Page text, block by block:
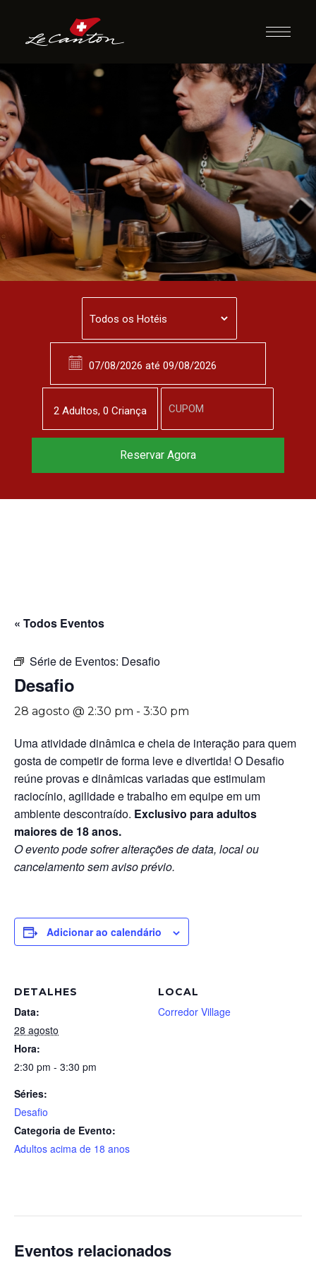
Desafio
« Todos Eventos
Série de Eventos: Desafio
Desafio
28 agosto @ 2:30 pm - 3:30 pm
Uma atividade dinâmica e cheia de interação para quem
gosta de competir de forma leve e divertida! O Desafio
reúne provas e dinâmicas variadas que estimulam
raciocínio, agilidade e trabalho em equipe em um
ambiente descontraído. Exclusivo para adultos
maiores de 18 anos.
O evento pode sofrer alterações de data, local ou
cancelamento sem aviso prévio.
Adicionar ao calendário
DETALHES
Data:
28 agosto
Hora:
2:30 pm - 3:30 pm
Séries:
Desafio
Categoria de Evento:
Adultos acima de 18 anos
LOCAL
Corredor Village
Eventos relacionados
2 Adultos, 0 Criança
Reservar Agora